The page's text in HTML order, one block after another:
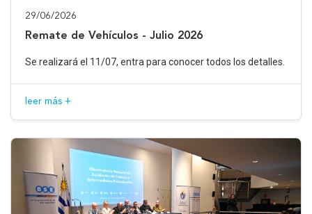
29/06/2026
Remate de Vehículos - Julio 2026
Se realizará el 11/07, entra para conocer todos los detalles.
leer más +